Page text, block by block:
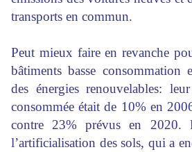
transports en commun.
Peut mieux faire en revanche
bâtiments basse consommation
des énergies renouvelables:
consommée était de 10% en
contre 23% prévus en 2020.
l’artificialisation des sols, qui a